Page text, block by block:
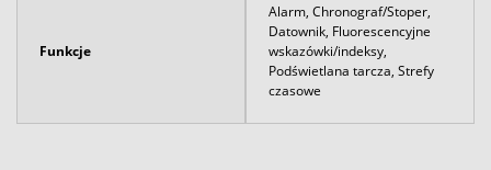
Funkcje
Alarm, Chronograf/Stoper,
Datownik, Fluorescencyjne
wskazówki/indeksy,
Podświetlana tarcza, Strefy
czasowe